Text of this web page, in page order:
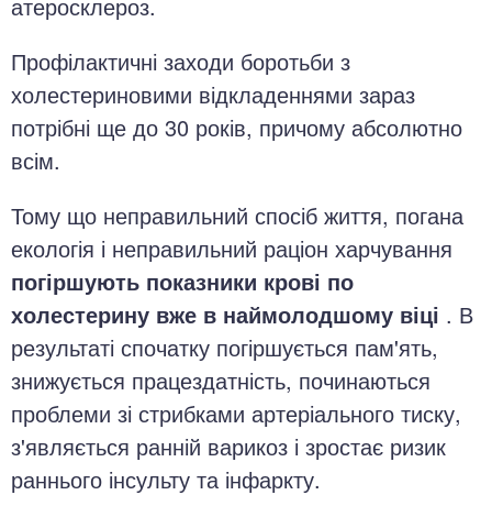
Профілактичні заходи боротьби з
холестериновими відкладеннями зараз
потрібні ще до 30 років, причому абсолютно
всім.
Тому що неправильний спосіб життя, погана
екологія і неправильний раціон харчування
погіршують показники крові по
холестерину вже в наймолодшому віці . В
результаті спочатку погіршується пам'ять,
знижується працездатність, починаються
проблеми зі стрибками артеріального тиску,
з'являється ранній варикоз і зростає ризик
раннього інсульту та інфаркту.